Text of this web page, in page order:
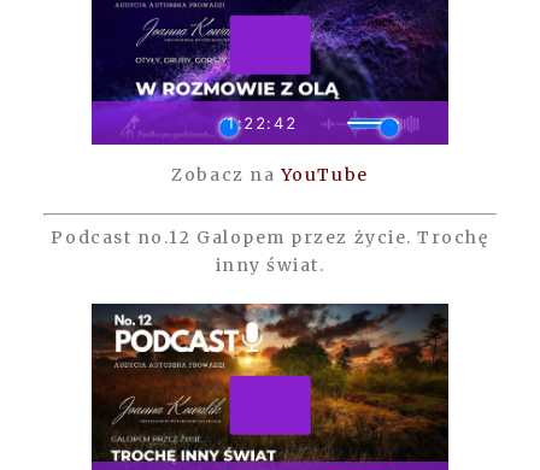
Zobacz na YouTube
Podcast no.12 Galopem przez życie. Trochę
inny świat.